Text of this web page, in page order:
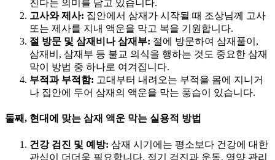
진다는 의미를 담고 있습니다.
고사와 제사: 집안에서 삼재가 시작될 때 조상님께 고사
또는 제사를 지내 액운을 막고 복을 기원합니다.
절 방문 및 삼재비나 삼재부: 절에 방문하여 삼재풀이,
삼재비, 삼재부 등 불교 의식을 행하는 것도 중요한 삼재
막이 방법 중 하나로 여겨집니다.
부적과 부적함: 고대부터 내려오는 부적을 몸에 지니거
나 집안에 두어 삼재의 액운을 막는 풍습이 있습니다.
둘째, 현대에 맞는 삼재 액운 막는 실용적 방법
건강 검진 및 예방: 삼재 시기에는 평소보다 건강에 대한
관심이 더더욱 필요합니다. 정기 검진과 운동, 영양 관리